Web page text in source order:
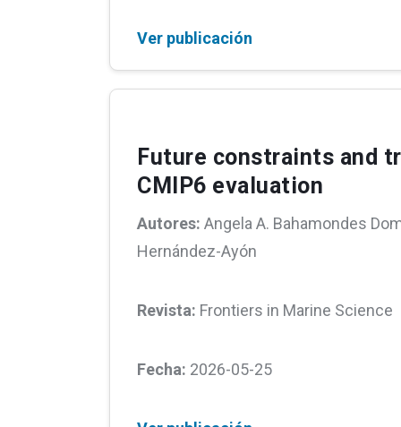
Ver publicación
Future constraints and
CMIP6 evaluation
Autores: Angela A. Bahamondes
Hernández-Ayón
Revista: Frontiers in Marine Science
Fecha: 2026-05-25